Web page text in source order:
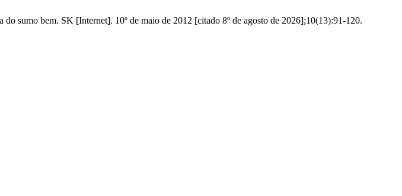
sumo bem. SK [Internet]. 10º de maio de 2012 [citado 8º de agosto de 2026];10(13):91-120.